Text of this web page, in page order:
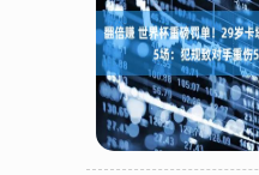
1.42% 沪